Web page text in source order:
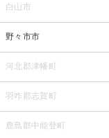
白山市
野々市市
河北郡津幡町
羽咋郡志賀町
鹿島郡中能登町